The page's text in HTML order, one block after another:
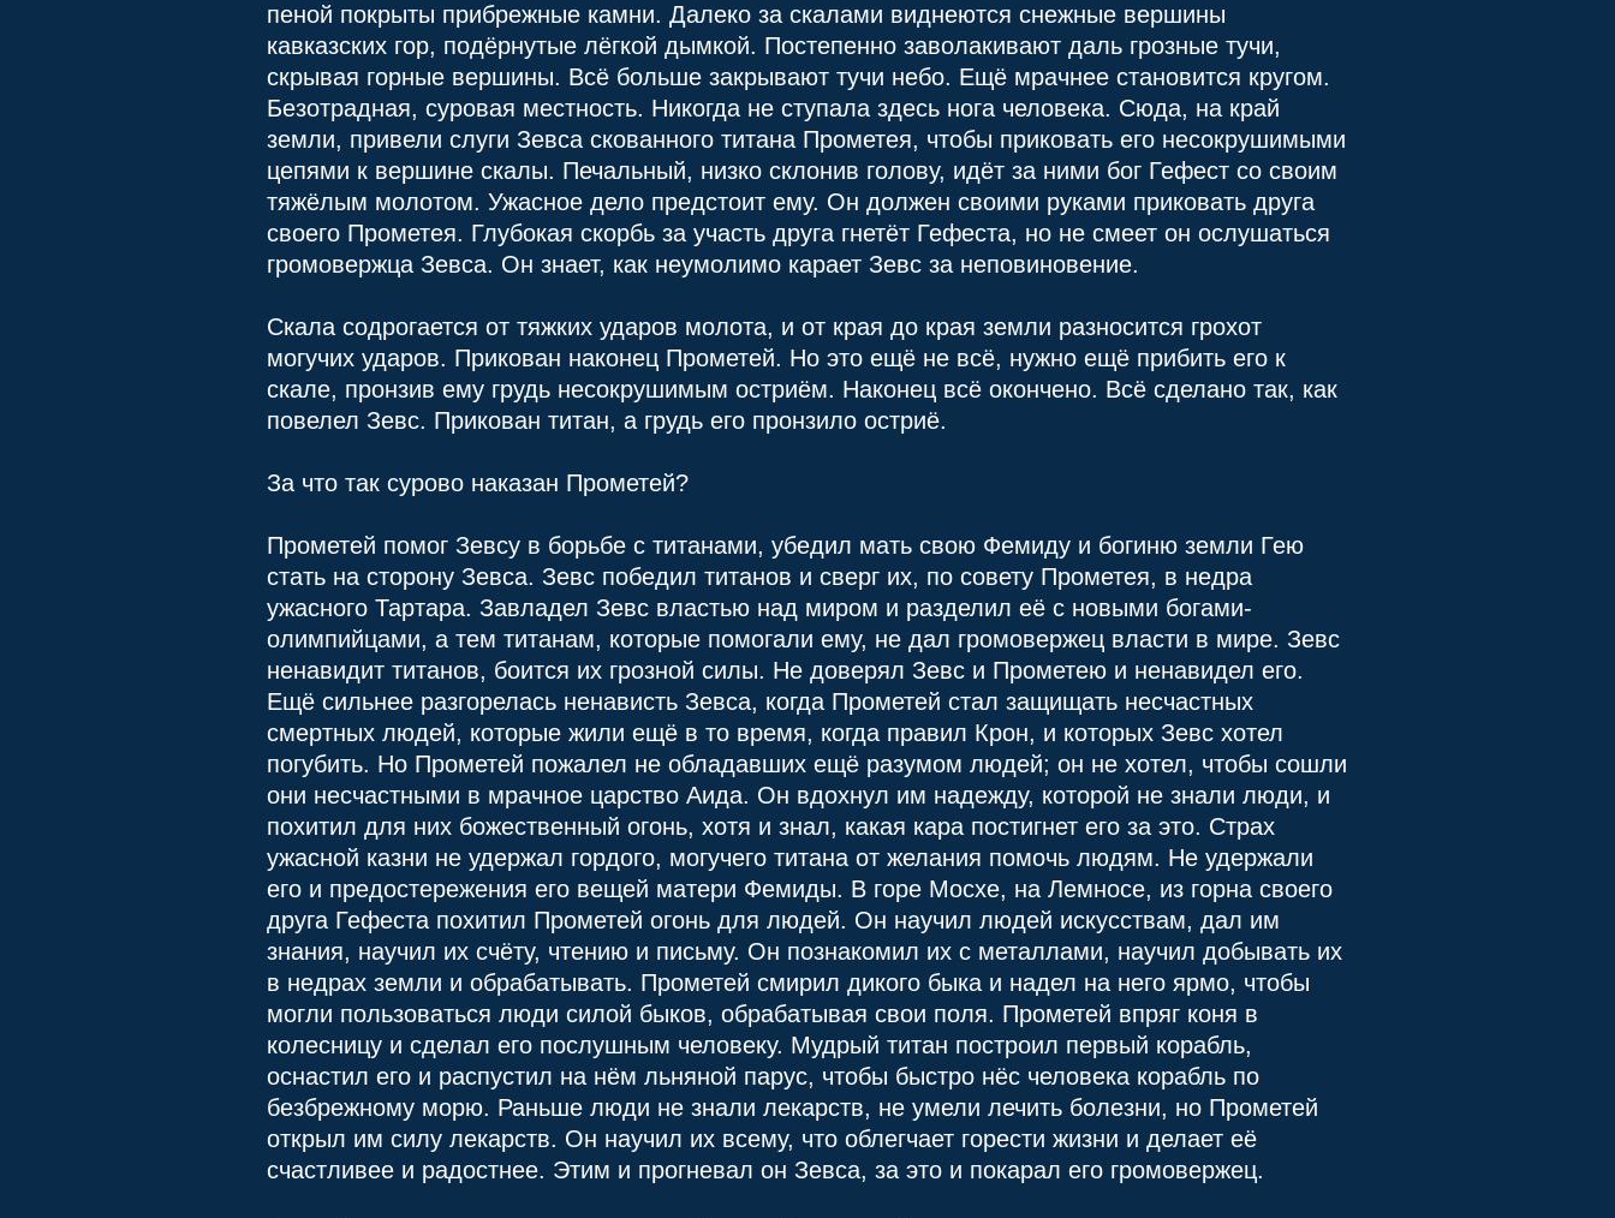
пеной покрыты прибрежные камни. Далеко за скалами виднеются снежные вершины
кавказских гор, подёрнутые лёгкой дымкой. Постепенно заволакивают даль грозные тучи,
скрывая горные вершины. Всё больше закрывают тучи небо. Ещё мрачнее становится кругом.
Безотрадная, суровая местность. Никогда не ступала здесь нога человека. Сюда, на край
земли, привели слуги Зевса скованного титана Прометея, чтобы приковать его несокрушимыми
цепями к вершине скалы. Печальный, низко склонив голову, идёт за ними бог Гефест со своим
тяжёлым молотом. Ужасное дело предстоит ему. Он должен своими руками приковать друга
своего Прометея. Глубокая скорбь за участь друга гнетёт Гефеста, но не смеет он ослушаться
громовержца Зевса. Он знает, как неумолимо карает Зевс за неповиновение.
Скала содрогается от тяжких ударов молота, и от края до края земли разносится грохот
могучих ударов. Прикован наконец Прометей. Но это ещё не всё, нужно ещё прибить его к
скале, пронзив ему грудь несокрушимым остриём. Наконец всё окончено. Всё сделано так, как
повелел Зевс. Прикован титан, а грудь его пронзило остриё.
За что так сурово наказан Прометей?
Прометей помог Зевсу в борьбе с титанами, убедил мать свою Фемиду и богиню земли Гею
стать на сторону Зевса. Зевс победил титанов и сверг их, по совету Прометея, в недра
ужасного Тартара. Завладел Зевс властью над миром и разделил её с новыми богами-
олимпийцами, а тем титанам, которые помогали ему, не дал громовержец власти в мире. Зевс
ненавидит титанов, боится их грозной силы. Не доверял Зевс и Прометею и ненавидел его.
Ещё сильнее разгорелась ненависть Зевса, когда Прометей стал защищать несчастных
смертных людей, которые жили ещё в то время, когда правил Крон, и которых Зевс хотел
погубить. Но Прометей пожалел не обладавших ещё разумом людей; он не хотел, чтобы сошли
они несчастными в мрачное царство Аида. Он вдохнул им надежду, которой не знали люди, и
похитил для них божественный огонь, хотя и знал, какая кара постигнет его за это. Страх
ужасной казни не удержал гордого, могучего титана от желания помочь людям. Не удержали
его и предостережения его вещей матери Фемиды. В горе Мосхе, на Лемносе, из горна своего
друга Гефеста похитил Прометей огонь для людей. Он научил людей искусствам, дал им
знания, научил их счёту, чтению и письму. Он познакомил их с металлами, научил добывать их
в недрах земли и обрабатывать. Прометей смирил дикого быка и надел на него ярмо, чтобы
могли пользоваться люди силой быков, обрабатывая свои поля. Прометей впряг коня в
колесницу и сделал его послушным человеку. Мудрый титан построил первый корабль,
оснастил его и распустил на нём льняной парус, чтобы быстро нёс человека корабль по
безбрежному морю. Раньше люди не знали лекарств, не умели лечить болезни, но Прометей
открыл им силу лекарств. Он научил их всему, что облегчает горести жизни и делает её
счастливее и радостнее. Этим и прогневал он Зевса, за это и покарал его громовержец.